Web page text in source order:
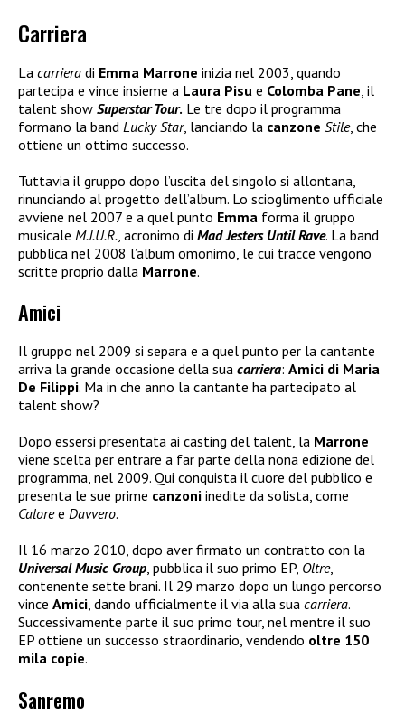
Carriera
La carriera di Emma Marrone inizia nel 2003, quando
partecipa e vince insieme a Laura Pisu e Colomba Pane , il
talent show Superstar Tour. Le tre dopo il programma
formano la band Lucky Star, lanciando la canzone Stile, che
ottiene un ottimo successo.
Tuttavia il gruppo dopo l’uscita del singolo si allontana,
rinunciando al progetto dell’album. Lo scioglimento ufficiale
avviene nel 2007 e a quel punto Emma forma il gruppo
musicale M.J.U.R. , acronimo di Mad Jesters Until Rave. La band
pubblica nel 2008 l’album omonimo, le cui tracce vengono
scritte proprio dalla Marrone.
Amici
Il gruppo nel 2009 si separa e a quel punto per la cantante
arriva la grande occasione della sua carriera: Amici di Maria
De Filippi. Ma in che anno la cantante ha partecipato al
talent show?
Dopo essersi presentata ai casting del talent, la Marrone
viene scelta per entrare a far parte della nona edizione del
programma, nel 2009. Qui conquista il cuore del pubblico e
presenta le sue prime canzoni inedite da solista, come
Caloree Davvero.
Il 16 marzo 2010, dopo aver firmato un contratto con la
Universal Music Group, pubblica il suo primo EP, Oltre,
contenente sette brani. Il 29 marzo dopo un lungo percorso
vince Amici, dando ufficialmente il via alla sua carriera.
Successivamente parte il suo primo tour, nel mentre il suo
EP ottiene un successo straordinario, vendendo oltre 150
mila copie.
Sanremo